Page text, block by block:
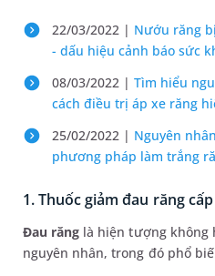
22/03/2022 | Nướu răng
- dấu hiệu cảnh báo sức
08/03/2022 | Tìm hiểu
cách điều trị áp xe răng
25/02/2022 | Nguyên
phương pháp làm trắng
1. Thuốc giảm đau răng
Đau răng là hiện tượng không
nguyên nhân, trong đó phổ